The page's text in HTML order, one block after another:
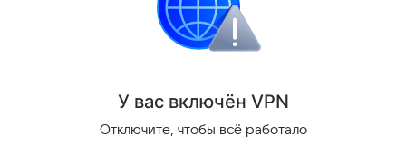
У вас включён VPN
Отключите, чтобы всё работало